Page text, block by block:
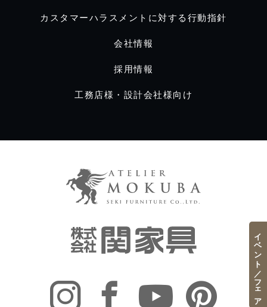
カスタマーハラスメントに対する行動指針
会社情報
採用情報
工務店様・設計会社様向け
イベント／フェア